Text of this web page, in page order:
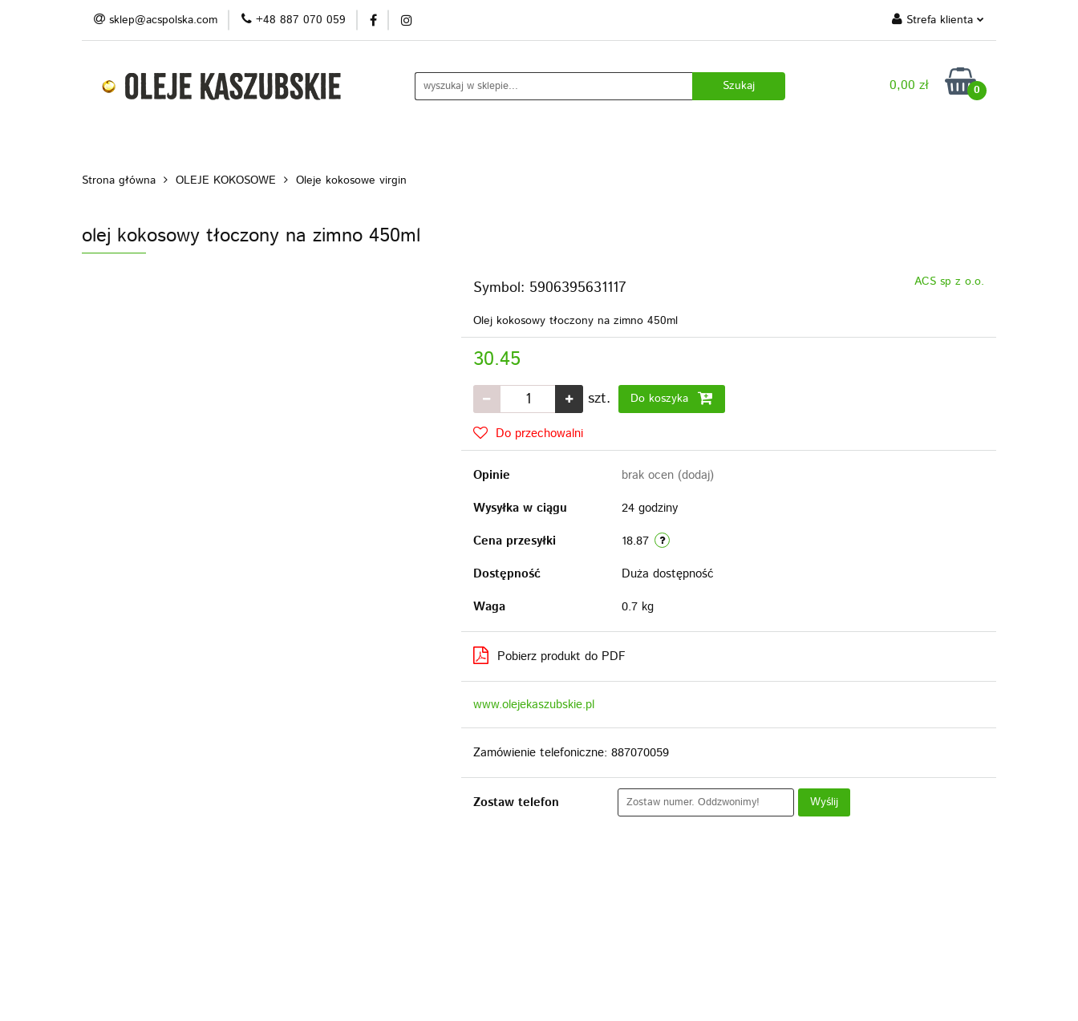
sklep@acspolska.com +48 887 070 059 Strefa klienta
Zaloguj się
Zarejestruj się
0,00 zł 0
Produkty Promocje/ outlet
Blog Do pobrania
Strona główna OLEJE KOKOSOWE Oleje kokosowe virgin
olej kokosowy tłoczony na zimno 450ml
Symbol: 5906395631117 ACS sp z o.o.
Olej kokosowy tłoczony na zimno 450ml
30.45
szt. Do koszyka
Do przechowalni
Opinie brak ocen (dodaj)
Wysyłka w ciągu
24 godziny
Cena przesyłki
18.87
Dostępność
Duża dostępność
Waga
0.7 kg
Pobierz produkt do PDF
www.olejekaszubskie.pl
Zamówienie telefoniczne: 887070059
Zostaw telefon Wyślij